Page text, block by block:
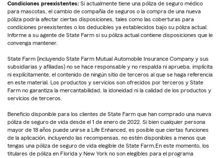
Condiciones preexistentes: Si actualmente tiene una póliza de seguro médico
para mascotas, el cambio de compañía de seguros o la compra de una nueva
póliza podría afectar ciertas disposiciones, tales como las coberturas para
condiciones preexistentes o los deducibles ya establecidos bajo su póliza actual.
Informe a su agente de State Farm si su póliza actual contiene disposiciones que le
convenga mantener.
State Farm (incluyendo State Farm Mutual Automobile Insurance Company y sus
subsidiarias y afiliadas) no se hace responsable y no respalda ni aprueba, implícita
ni explícitamente, el contenido de ningún sitio de terceros al que se haga referencia
en este material. Los productos y servicios son ofrecidos por terceros y State
Farm no garantiza la mercantabilidad, la idoneidad ni la calidad de los productos y
servicios de terceros.
Beneficio disponible para los clientes de State Farm que han comprado una nueva
póliza de seguro de vida desde el 1 de enero de 2022. Si bien cualquier persona
mayor de 18 años puede unirse a Life Enhanced, es posible que ciertas funciones
de la aplicación, incluyendo las recompensas, no estén disponibles a menos que
tengas una póliza de seguro de vida elegible de State Farm.En este momento, los
titulares de póliza en Florida y New York no son elegibles para el programa